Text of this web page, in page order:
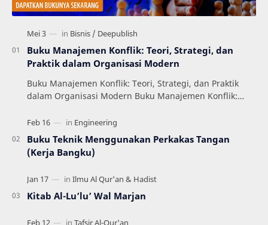
Buku Manajemen Konflik: Teori, Strategi, dan
Praktik dalam Organisasi Modern
Buku Manajemen Konflik: Teori, Strategi, dan Praktik
dalam Organisasi Modern Buku Manajemen Konflik:
Buku Teknik Menggunakan Perkakas Tangan
(Kerja Bangku)
Kitab Al-Lu’lu’ Wal Marjan